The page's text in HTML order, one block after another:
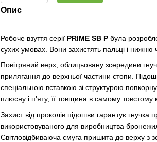
Опис
Робоче взуття серії PRIME SB Pбула
сухих умовах. Вони захистять пальці і нижню
Повітряний верх, облицьовану зсередини
прилягання до верхньої частини стопи.
спеціальною вставкою зі структурою
плюсну і п'яту, її товщина в самому товстому
Захист від проколів підошви гарантує
використовуваного для виробництва
Світловідбиваюча смуга пришита до верху з